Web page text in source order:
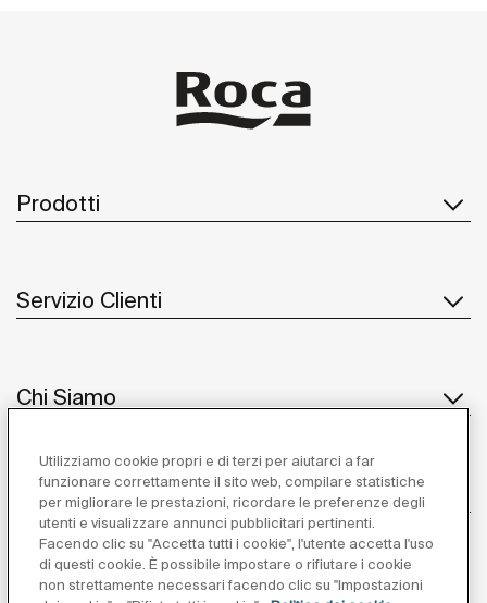
Prodotti
Servizio Clienti
Chi Siamo
Ispirazione
Seguiteci
Utilizziamo cookie propri e di terzi per aiutarci a far
funzionare correttamente il sito web, compilare statistiche
per migliorare le prestazioni, ricordare le preferenze degli
utenti e visualizzare annunci pubblicitari pertinenti.
Facendo clic su "Accetta tutti i cookie", l'utente accetta l'uso
di questi cookie. È possibile impostare o rifiutare i cookie
non strettamente necessari facendo clic su "Impostazioni